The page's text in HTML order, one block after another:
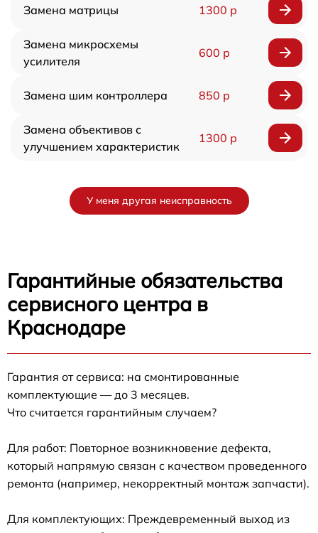
Замена матрицы 1300 р
Замена микросхемы
усилителя
600 р
Замена шим контроллера 850 р
Замена объективов с
улучшением характеристик
1300 р
У меня другая неисправность
Гарантийные обязательства
сервисного центра в
Краснодаре
Гарантия от сервиса: на смонтированные
комплектующие — до 3 месяцев.
Что считается гарантийным случаем?
Для работ: Повторное возникновение дефекта,
который напрямую связан с качеством проведенного
ремонта (например, некорректный монтаж запчасти).
Для комплектующих: Преждевременный выход из